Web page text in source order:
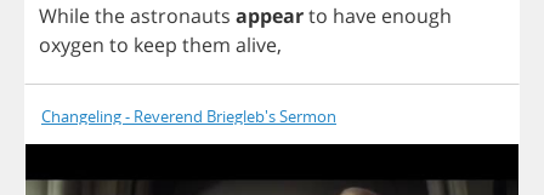
Whiletheastronauts appearto have enough
oxygen to keep them alive,
Changeling - Reverend Briegleb's Sermon